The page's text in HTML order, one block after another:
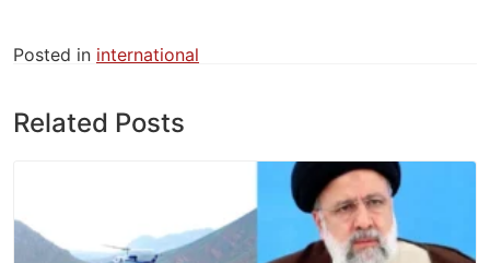
Posted in international
Related Posts